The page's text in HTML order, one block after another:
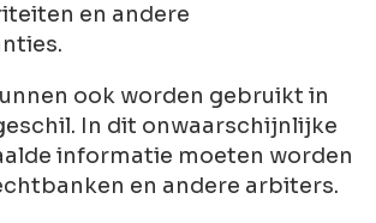
en andere
ook worden gebruikt in
In dit onwaarschijnlijke
informatie moeten worden
en andere arbiters.